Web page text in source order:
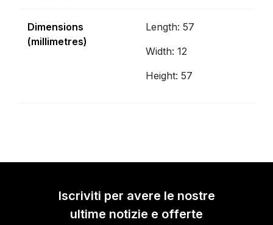
Dimensions
(millimetres)
Length: 57
Width: 12
Height: 57
Iscriviti per avere le nostre
ultime notizie e offerte